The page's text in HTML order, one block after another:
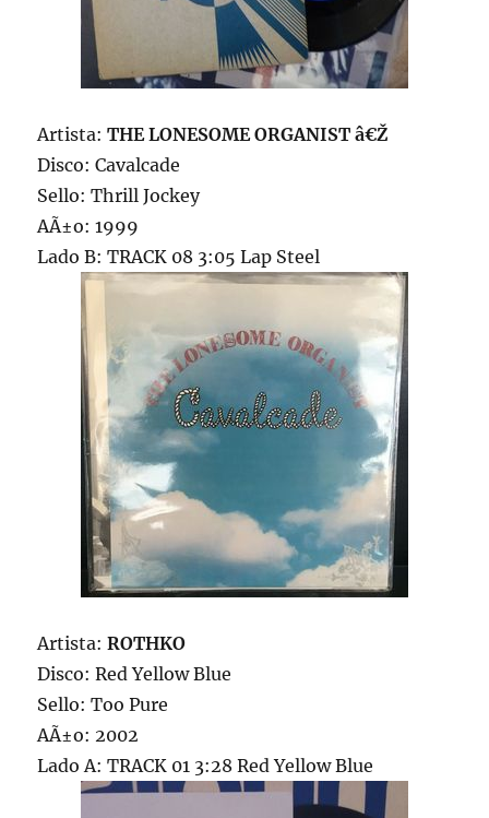
Artista:THE LONESOME ORGANIST â€Ž
Disco: Cavalcade
Sello: Thrill Jockey
AÃ±o: 1999
Lado B: TRACK 08 3:05 Lap Steel
Artista:ROTHKO
Disco: Red Yellow Blue
Sello: Too Pure
AÃ±o: 2002
Lado A: TRACK 01 3:28 Red Yellow Blue